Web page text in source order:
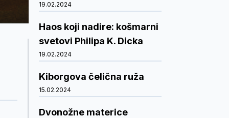
19.02.2024
Haos koji nadire: košmarni
svetovi Philipa K. Dicka
19.02.2024
Kiborgova čelična ruža
15.02.2024
Dvonožne materice